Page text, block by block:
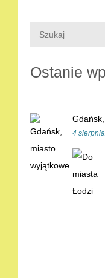
Ostanie
4